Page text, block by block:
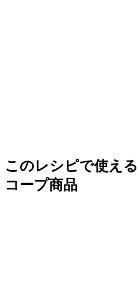
このレシピで使える
コープ商品